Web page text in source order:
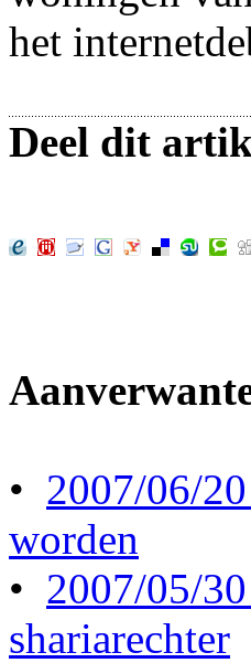
het
Deel dit
• 2007/06/
worden
• 2007/05/
shariarechter